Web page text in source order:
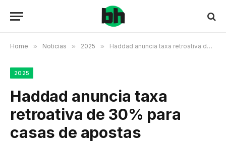
Home » Noticias » 2025 » Haddad anuncia taxa retroativa de 30% para casas de apostas
2025
Haddad anuncia taxa
retroativa de 30% para
casas de apostas